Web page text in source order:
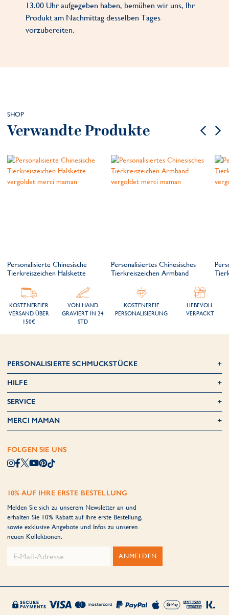
13.00 Uhr aufgegeben haben, bemühen wir uns, Ihr
Produkt am Nachmittag desselben Tages
vorzubereiten.
SHOP
Verwandte Produkte
Personalisierte Chinesische
Tierkreiszeichen Halskette
Personalisiertes Chinesisches
Tierkreiszeichen Armband
KOSTENFREIER
VERSAND ÜBER
150€
VON HAND
GRAVIERT IN 24
STD
KOSTENFREIE
PERSONALISIERUNG
LIEBEVOLL
VERPACKT
PERSONALISIERTE SCHMUCKSTÜCKE
HILFE
SERVICE
MERCI MAMAN
FOLGEN SIE UNS
10% AUF IHRE ERSTE BESTELLUNG
Melden Sie sich zu unserem Newsletter an und
erhalten Sie 10% Rabatt auf Ihre erste Bestellung,
sowie exklusive Angebote und Infos zu unseren
neuen Kollektionen.
ANMELDEN